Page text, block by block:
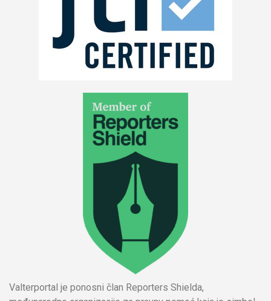
Valterportal je ponosni član Reporters Shielda,